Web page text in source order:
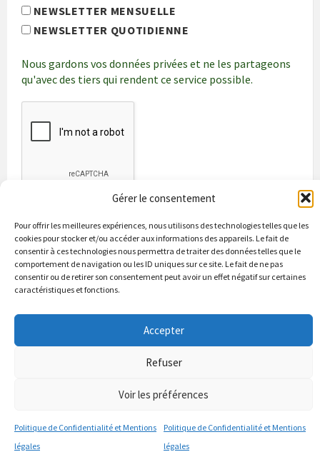
Gérer le consentement
Pour offrir les meilleures expériences, nous utilisons des technologies telles que les
cookies pour stocker et/ou accéder aux informations des appareils. Le fait de
consentir à ces technologies nous permettra de traiter des données telles que le
comportement de navigation ou les ID uniques sur ce site. Le fait de ne pas
consentir ou de retirer son consentement peut avoir un effet négatif sur certaines
caractéristiques et fonctions.
Accepter
Refuser
Voir les préférences
Politique de Confidentialité et Mentions
légales
Politique de Confidentialité et Mentions
légales
NEWSLETTER MENSUELLE
NEWSLETTER QUOTIDIENNE
Nous gardons vos données privées et ne les partageons
qu'avec des tiers qui rendent ce service possible.
Bienvenue à Puycapel La municipalité
Actualités
Les bonnes adresses
© 2026 Site officiel de la commune de Puycapel dans le Cantal
Conformité à la loi RGPD
Puycapel.fr utilise des cookies pour améliorer les performance et
votre usage du site web. nous présumons de votre accord pour
le dicte et vous en donne le droit .